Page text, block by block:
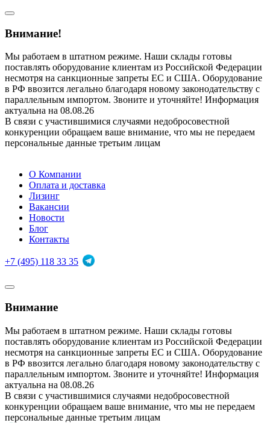
Внимание!
Мы работаем в штатном режиме. Наши склады готовы
поставлять оборудование клиентам из Российской Федерации
несмотря на санкционные запреты ЕС и США. Оборудование
в РФ ввозится легально благодаря новому законодательству с
параллельным импортом. Звоните и уточняйте! Информация
актуальна на 08.08.26
В связи с участившимися случаями недобросовестной
конкуренции обращаем ваше внимание, что мы не передаем
персональные данные третьим лицам
О Компании
Оплата и доставка
Лизинг
Вакансии
Новости
Блог
Контакты
+7 (495) 118 33 35
Внимание
Мы работаем в штатном режиме. Наши склады готовы
поставлять оборудование клиентам из Российской Федерации
несмотря на санкционные запреты ЕС и США. Оборудование
в РФ ввозится легально благодаря новому законодательству с
параллельным импортом. Звоните и уточняйте! Информация
актуальна на 08.08.26
В связи с участившимися случаями недобросовестной
конкуренции обращаем ваше внимание, что мы не передаем
персональные данные третьим лицам